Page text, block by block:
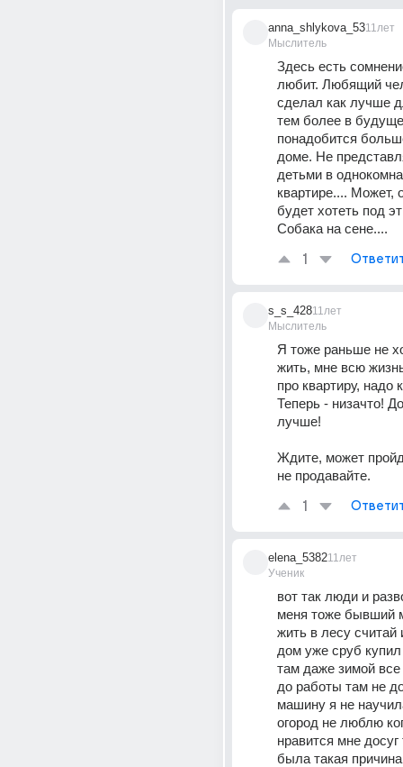
anna_shlykova_53
Мыслитель
11лет
Здесь есть
любит. Любящий
сделал как лучше
тем более в
понадобится
доме. Не
детьми в
квартире.... Может,
будет хотеть под
Собака на сене....
1
s_s_428
Мыслитель
11лет
Я тоже раньше не
жить, мне всю
про квартиру, надо
Теперь - низачто!
лучше!
Ждите, может
не продавайте.
1
elena_5382
Ученик
11лет
вот так люди и
меня тоже бывший
жить в лесу считай
дом уже сруб купил
там даже зимой
до работы там не
машину я не
огород не люблю
нравится мне досуг
была такая